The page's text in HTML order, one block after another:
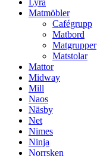
Lyra
Matmöbler
Cafégrupp
Matbord
Matgrupper
Matstolar
Mattor
Midway
Mill
Naos
Näsby
Net
Nimes
Ninja
Norrsken